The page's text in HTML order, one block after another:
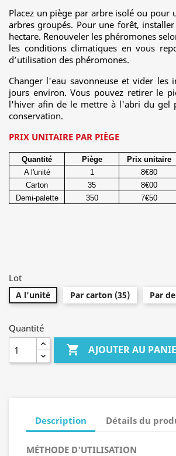
Placez un piège par arbre isolé ou pour
arbres groupés. Pour une forêt,
hectare. Renouveler les phéromones
les conditions climatiques en vous
d’utilisation des phéromones.
Changer l'eau savonneuse et vider les
jours environ. Vous pouvez retirer le
l'hiver afin de le mettre à l'abri du gel
conservation.
PRIX UNITAIRE PAR PIÈGE
Quantité Piège
Prix unitaire
A l'unité
1
8€80
Carton
35
8€00
Demi-palette
350 7€50
Lot
A l'unité Par carton (35) Par
Quantité
 AJOUTER AU
Description Détails du
MÉTHODE D'UTILISATION